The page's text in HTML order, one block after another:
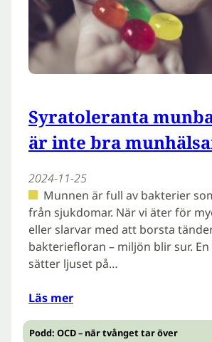
Syratoleranta
är inte bra
2024-11-25
Munnen är full av bakterier
från sjukdomar. När vi äter för
eller slarvar med att borsta
bakteriefloran – miljön blir sur.
sätter ljuset på…
Läs mer
Podd: OCD – när tvånget tar över